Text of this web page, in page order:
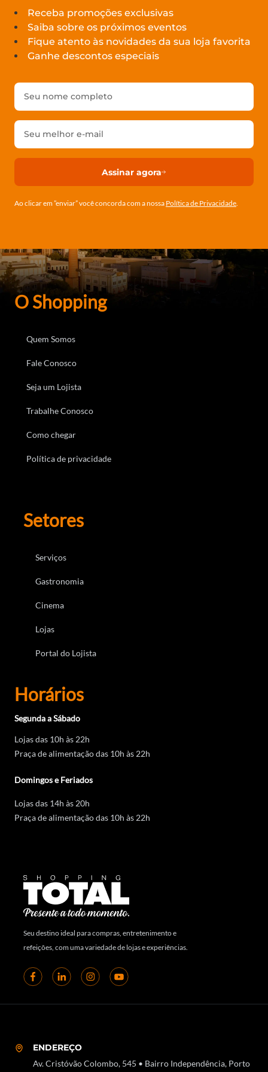
Receba promoções exclusivas
Saiba sobre os próximos eventos
Fique atento às novidades da sua loja favorita
Ganhe descontos especiais
Assinar agora
Ao clicar em ”enviar” você concorda com a nossa Política de Privacidade.
O Shopping
Quem Somos
Fale Conosco
Seja um Lojista
Trabalhe Conosco
Como chegar
Política de privacidade
Setores
Serviços
Gastronomia
Cinema
Lojas
Portal do Lojista
Horários
Segunda a Sábado
Lojas das 10h às 22h
Praça de alimentação das 10h às 22h
Domingos e Feriados
Lojas das 14h às 20h
Praça de alimentação das 10h às 22h
Seu destino ideal para compras, entretenimento e
refeições, com uma variedade de lojas e experiências.
ENDEREÇO
Av. Cristóvão Colombo, 545 • Bairro Independência, Porto